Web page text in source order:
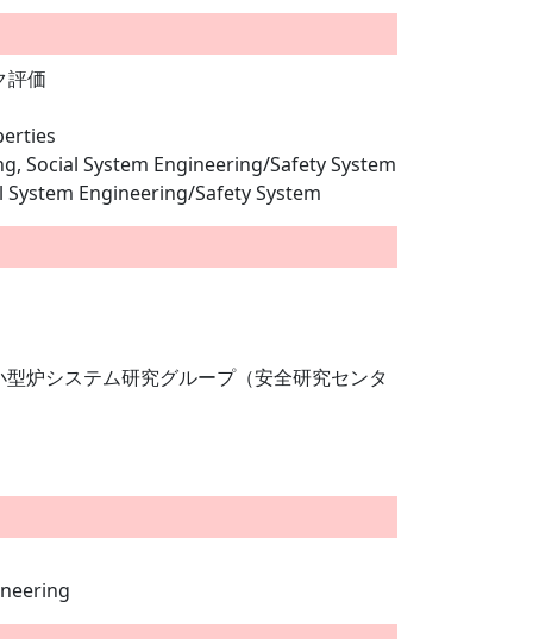
価
Social System Engineering/Safety System
Engineering/Safety System
炉システム研究グループ（安全研究センタ